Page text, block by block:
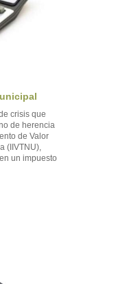
crisis que
de herencia
de Valor
(IIVTNU),
un impuesto